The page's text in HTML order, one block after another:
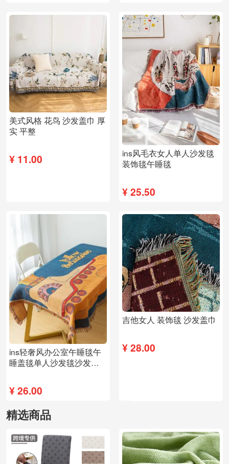
美式风格 花鸟 沙发盖巾 厚
实 平整
¥ 11.00
ins风毛衣女人单人沙发毯
装饰毯午睡毯
¥25.50
ins轻奢风办公室午睡毯午
睡盖毯单人沙发毯沙发盖
¥26.00
吉他女人 装饰毯 沙发盖巾
¥28.00
精选商品